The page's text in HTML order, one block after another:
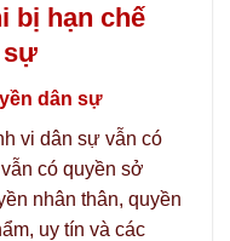
bị hạn chế
sự
dân sự
vi dân sự vẫn có
có quyền sở
nhân thân, quyền
uy tín và các